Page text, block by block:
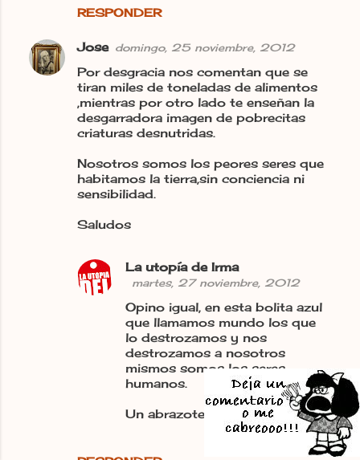
RESPONDER
Jose domingo, 25 noviembre, 2012
Por desgracia nos comentan que se
tiran miles de toneladas de alimentos
,mientras por otro lado te enseñan la
desgarradora imagen de pobrecitas
criaturas desnutridas.
Nosotros somos los peores seres que
habitamos la tierra,sin conciencia ni
sensibilidad.
Saludos
La utopía de Irma
martes, 27 noviembre, 2012
Opino igual, en esta bolita azul
que llamamos mundo los que
lo destrozamos y nos
destrozamos a nosotros
mismos somos los seres
humanos.
Un abrazote utópico, Irma.-